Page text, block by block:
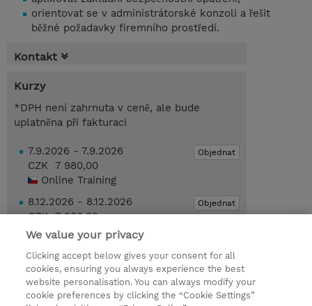
orientovat se v administrátorské konzoli a řešit
běžné požadavky firemního prostředí.
Kontakt
Kurzy
*DPH není zahrnuta v ceně, ale bude
uplatněna při fakturaci
Objednat
7.9.2026 - 7.9.2026
CZK 7 980,00
Online Training
Objednat
8.12.2026 - 8.12.2026
CZK 7 980,00
Online Training
Poptat kurz / privátní školení
© 2026 TD SYNNEX
We value your privacy
Clicking accept below gives your consent for all
cookies, ensuring you always experience the best
website personalisation. You can always modify your
cookie preferences by clicking the “Cookie Settings”